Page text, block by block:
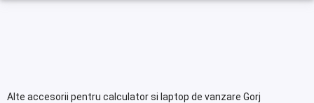
Alte accesorii pentru calculator si laptop de vanzare Gorj